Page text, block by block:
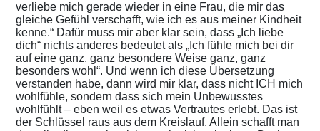
verliebe mich gerade wieder in eine Frau, die mir das
gleiche Gefühl verschafft, wie ich es aus meiner Kindheit
kenne.“ Dafür muss mir aber klar sein, dass „Ich liebe
dich“ nichts anderes bedeutet als „Ich fühle mich bei dir
auf eine ganz, ganz besondere Weise ganz, ganz
besonders wohl“. Und wenn ich diese Übersetzung
verstanden habe, dann wird mir klar, dass nicht ICH mich
wohlfühle, sondern dass sich mein Unbewusstes
wohlfühlt – eben weil es etwas Vertrautes erlebt. Das ist
der Schlüssel raus aus dem Kreislauf. Allein schafft man